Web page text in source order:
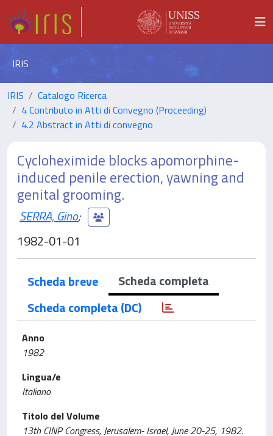
IRIS
IRIS
Catalogo Ricerca
4 Contributo in Atti di Convegno (Proceeding)
4.2 Abstract in Atti di convegno
Cycloheximide blocks apomorphine-
induced penile erection, yawning and
genital grooming.
SERRA, Gino;
1982-01-01
Scheda breve
Scheda completa
Scheda completa (DC)
Anno
1982
Lingua/e
Italiano
Titolo del Volume
13th CINP Congress, Jerusalem- Israel, June 20-25, 1982.